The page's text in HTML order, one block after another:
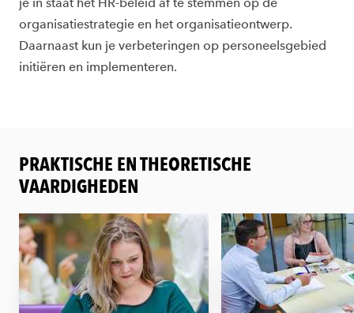
organisatiestrategie en het organisatieontwerp.
Daarnaast kun je verbeteringen op personeelsgebied
initiëren en implementeren.
PRAKTISCHE EN THEORETISCHE
VAARDIGHEDEN